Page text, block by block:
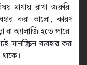
মাথায় রাখা জরুরি।
করা ভালো, কারণ
অ্যালার্জি হতে পারে।
সানস্ক্রিন ব্যবহার করা